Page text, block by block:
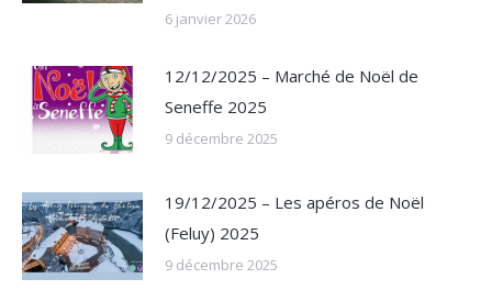
6 janvier 2026
12/12/2025 – Marché de Noël de
Seneffe 2025
9 décembre 2025
19/12/2025 – Les apéros de Noël
(Feluy) 2025
9 décembre 2025